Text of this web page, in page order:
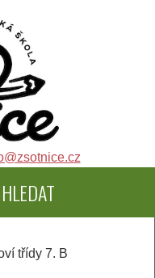
HLEDAT
třídy 7. B